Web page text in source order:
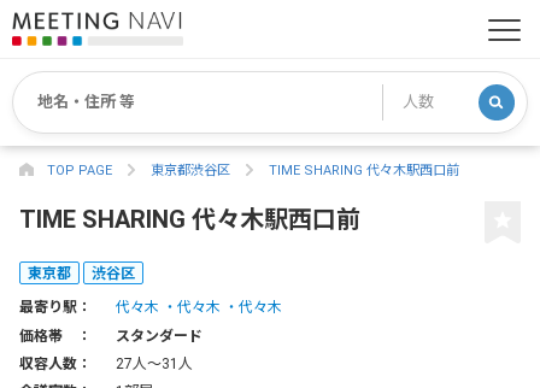
TOP PAGE 東京都渋谷区 TIME SHARING 代々木駅西口前
TIME SHARING 代々木駅西口前
東京都 渋谷区
最寄り駅： 代々木 代々木
代々木
価格帯 ：
スタンダード
収容人数：
27人〜31人